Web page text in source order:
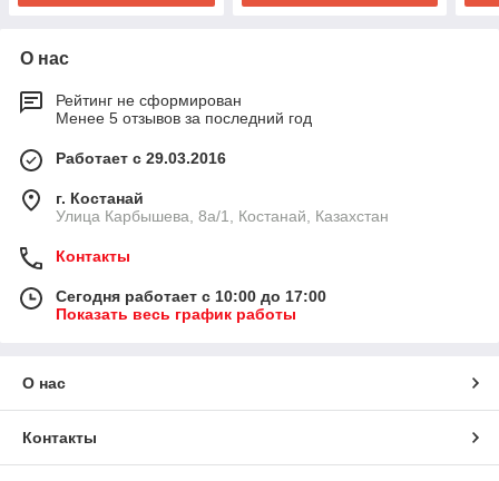
О нас
Рейтинг не сформирован
Менее 5 отзывов за последний год
Работает с 29.03.2016
г. Костанай
Улица Карбышева, 8а/1, Костанай, Казахстан
Контакты
Сегодня работает с 10:00 до 17:00
Показать весь график работы
О нас
Контакты